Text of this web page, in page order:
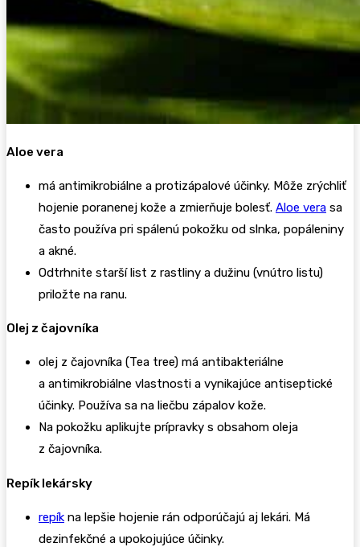
Aloe vera
má antimikrobiálne a protizápalové účinky. Môže zrýchliť
hojenie poranenej kože a zmierňuje bolesť. Aloe vera sa
často používa pri spálenú pokožku od slnka, popáleniny
a akné.
Odtrhnite starší list z rastliny a dužinu (vnútro listu)
priložte na ranu.
Olej z čajovníka
olej z čajovníka (Tea tree) má antibakteriálne
a antimikrobiálne vlastnosti a vynikajúce antiseptické
účinky. Používa sa na liečbu zápalov kože.
Na pokožku aplikujte prípravky s obsahom oleja
z čajovníka.
Repík lekársky
repík na lepšie hojenie rán odporúčajú aj lekári. Má
dezinfekčné a upokojujúce účinky.